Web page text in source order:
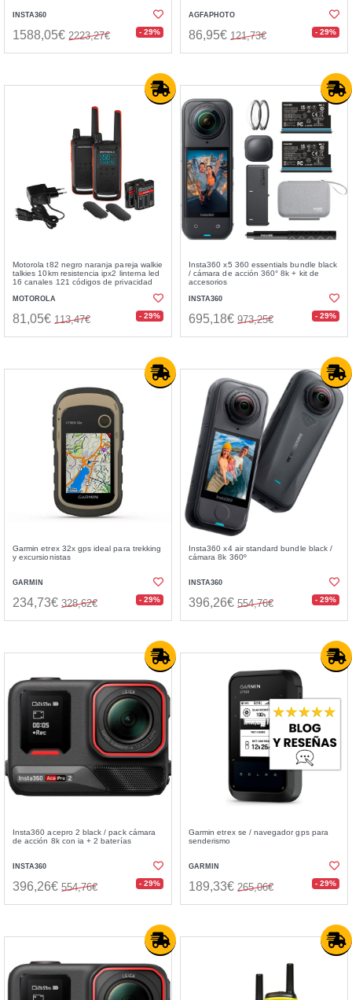
INSTA360
1588,05€ 2223,27€ - 29%
AGFAPHOTO
86,95€ 121,73€ - 29%
Motorola t82 negro naranja pareja walkie
talkies 10km resistencia ipx2 linterna led
16 canales 121 códigos de privacidad
MOTOROLA
81,05€ 113,47€ - 29%
Insta360 x5 360 essentials bundle black
/ cámara de acción 360° 8k + kit de
accesorios
INSTA360
695,18€ 973,25€ - 29%
Garmin etrex 32x gps ideal para trekking
y excursionistas
GARMIN
234,73€ 328,62€ - 29%
Insta360 x4 air standard bundle black /
cámara 8k 360º
INSTA360
396,26€ 554,76€ - 29%
Insta360 acepro 2 black / pack cámara
de acción 8k con ia + 2 baterías
INSTA360
396,26€ 554,76€ - 29%
Garmin etrex se / navegador gps para
senderismo
GARMIN
189,33€ 265,06€ - 29%